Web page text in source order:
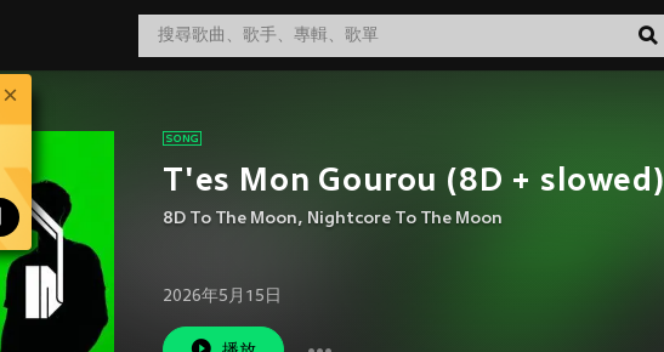
T'es Mon Gourou (8D + slowed)
8D To The Moon, Nightcore To The Moon
2026年5月15日